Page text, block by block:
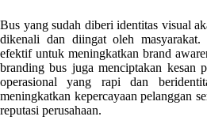
Bus yang sudah diberi identitas visual
dikenali dan diingat oleh
efektif untuk meningkatkan brand
branding bus juga menciptakan kesan
operasional yang rapi dan
meningkatkan kepercayaan pelanggan
reputasi perusahaan.